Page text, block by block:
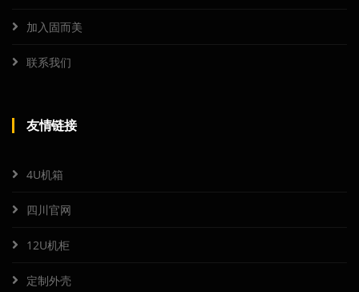
加入固而美
联系我们
友情链接
4U机箱
四川官网
12U机柜
定制外壳